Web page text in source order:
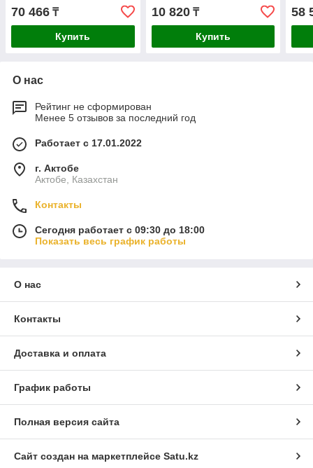
70 466 ₸
Купить
10 820₸
Купить
58
О нас
Рейтинг не сформирован
Менее 5 отзывов за последний год
Работает с 17.01.2022
г. Актобе
Актобе, Казахстан
Контакты
Сегодня работает с 09:30 до 18:00
Показать весь график работы
О нас
Контакты
Доставка и оплата
График работы
Полная версия сайта
Сайт создан на маркетплейсе Satu.kz